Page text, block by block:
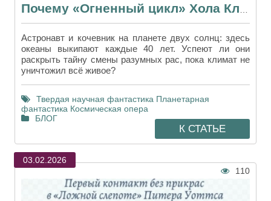
Астронавт и кочевник на планете двух солнц: здесь
океаны выкипают каждые 40 лет. Успеют ли они
раскрыть тайну смены разумных рас, пока климат не
уничтожил всё живое?
Твердая научная фантастика Планетарная
фантастика Космическая опера
БЛОГ
К СТАТЬЕ
03.02.2026
110